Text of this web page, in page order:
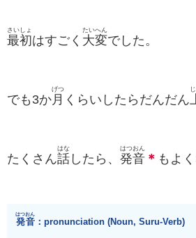
最初
さいしょ
はすごく 大変
たいへん
でした。
でも3か 月
げつ
くらいしたらだんだん
たくさん話
はな
したら、 発音
はつおん
＊ もよ
発音
はつおん
：pronunciation (Noun, Suru-Verb)